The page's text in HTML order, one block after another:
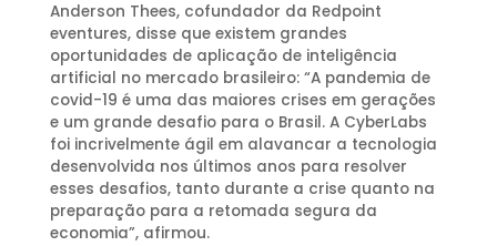
Anderson Thees, cofundador da Redpoint
eventures, disse que existem grandes
oportunidades de aplicação de inteligência
artificial no mercado brasileiro: “A pandemia de
covid-19 é uma das maiores crises em gerações
e um grande desafio para o Brasil. A CyberLabs
foi incrivelmente ágil em alavancar a tecnologia
desenvolvida nos últimos anos para resolver
esses desafios, tanto durante a crise quanto na
preparação para a retomada segura da
economia”, afirmou.